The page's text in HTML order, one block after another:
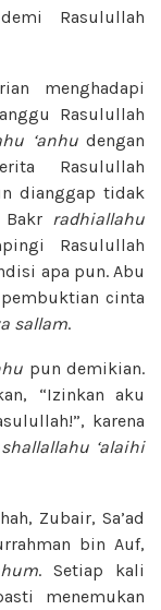
Rasulullah
menghadapi
Rasulullah
‘anhudengan
Rasulullah
dianggap tidak
radhiallahu
Rasulullah
apa pun. Abu
cinta
sallam.
pun demikian.
“Izinkan aku
karena
shallallahu ‘alaihi
Zubair, Sa’ad
bin Auf,
. Setiap kali
menemukan